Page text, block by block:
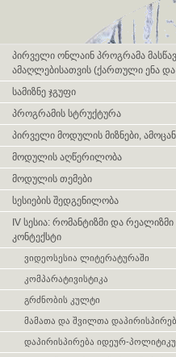
პირველი ონლაინ პროგრამა
ამაღლებისათვის (ქართული ენა
სამიზნე ჯგუფი
პროგრამის სტრუქტურა
პირველი მოდულის მიზნები,
მოდულის აღწერილობა
მოდულის თემები
სესიების შედგენილობა
IV სესია: რომანტიზმი და
კონტექსტი
ვიდეოსესია ლიტერატურაში
კომპარატივისტიკა
გრძნობის კულტი
მამათა და შვილთა
დაპირისპირება იდეურ-